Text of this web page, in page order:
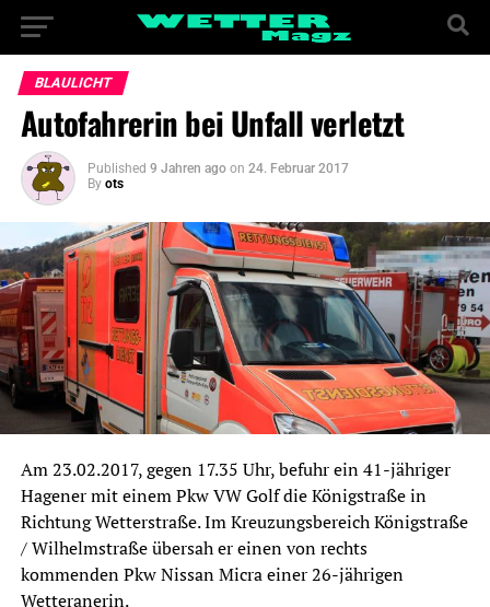
BLAULICHT
Autofahrerin bei Unfall verletzt
Published 9 Jahren ago on 24. Februar 2017
By ots
Am 23.02.2017, gegen 17.35 Uhr, befuhr ein 41-jähriger
Hagener mit einem Pkw VW Golf die Königstraße in
Richtung Wetterstraße. Im Kreuzungsbereich Königstraße
/ Wilhelmstraße übersah er einen von rechts
kommenden Pkw Nissan Micra einer 26-jährigen
Wetteranerin.